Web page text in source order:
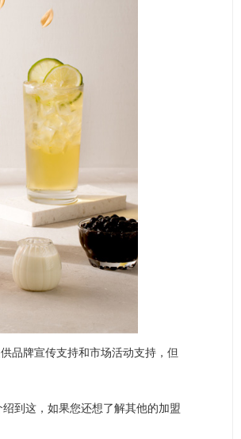
品牌宣传支持和市场活动支持，但
到这，如果您还想了解其他的加盟